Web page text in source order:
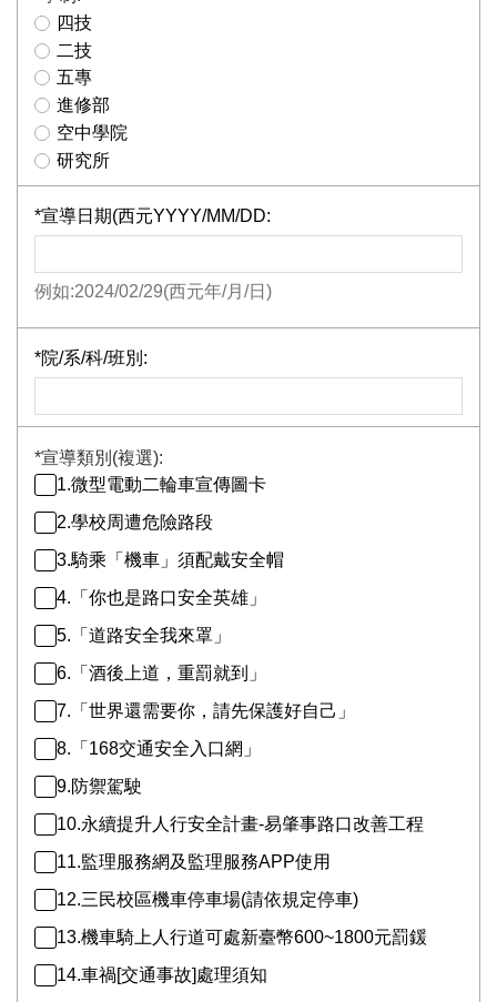
四技
二技
五專
進修部
空中學院
研究所
*宣導日期(西元YYYY/MM/DD:
例如:2024/02/29(西元年/月/日)
*院/系/科/班別:
*宣導類別(複選):
1.微型電動二輪車宣傳圖卡
2.學校周遭危險路段
3.騎乘「機車」須配戴安全帽
4.「你也是路口安全英雄」
5.「道路安全我來罩」
6.「酒後上道，重罰就到」
7.「世界還需要你，請先保護好自己」
8.「168交通安全入口網」
9.防禦駕駛
10.永續提升人行安全計畫-易肇事路口改善工程
11.監理服務網及監理服務APP使用
12.三民校區機車停車場(請依規定停車)
13.機車騎上人行道可處新臺幣600~1800元罰鍰
14.車禍[交通事故]處理須知